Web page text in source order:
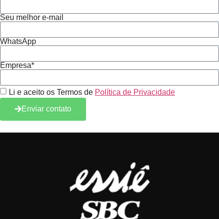
Seu melhor e-mail
WhatsApp
Empresa*
Li e aceito os Termos de Política de Privacidade
Enviar contato